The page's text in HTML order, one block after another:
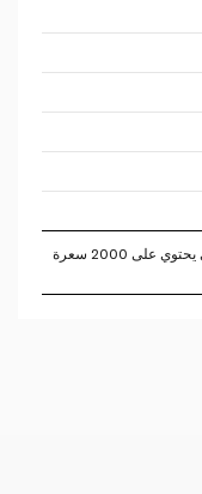
تستند النسبة المئوية للقيم اليومية على نظام غذائي يحتوي على 2000 سعرة